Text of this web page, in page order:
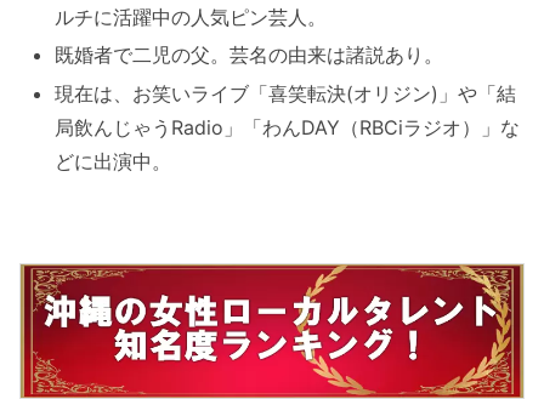
ルチに活躍中の人気ピン芸人。
既婚者で二児の父。芸名の由来は諸説あり。
現在は、お笑いライブ「喜笑転決(オリジン)」や「結
局飲んじゃうRadio」「わんDAY（RBCiラジオ）」な
どに出演中。